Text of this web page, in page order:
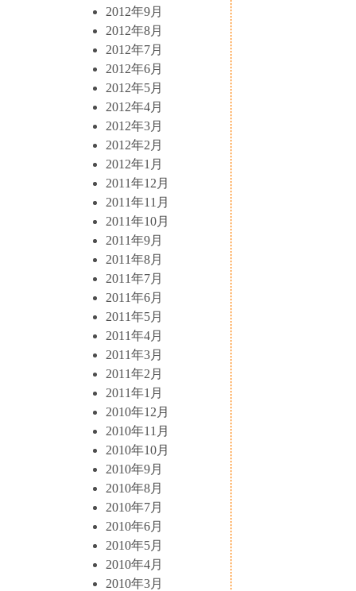
2012年9月
2012年8月
2012年7月
2012年6月
2012年5月
2012年4月
2012年3月
2012年2月
2012年1月
2011年12月
2011年11月
2011年10月
2011年9月
2011年8月
2011年7月
2011年6月
2011年5月
2011年4月
2011年3月
2011年2月
2011年1月
2010年12月
2010年11月
2010年10月
2010年9月
2010年8月
2010年7月
2010年6月
2010年5月
2010年4月
2010年3月